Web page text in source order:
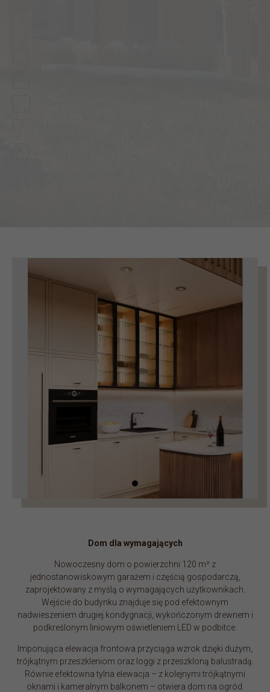
Dom dla wymagających
Nowoczesny dom o powierzchni 120 m² z
jednostanowiskowym garażem i częścią gospodarczą,
zaprojektowany z myślą o wymagających użytkownikach.
Wejście do budynku znajduje się pod efektownym
nadwieszeniem drugiej kondygnacji, wykończonym drewnem i
podkreślonym liniowym oświetleniem LED w podbitce.
Imponująca elewacja frontowa przyciąga wzrok dzięki dużym,
trójkątnym przeszkleniom oraz loggi z przeszkloną balustradą.
Równie efektowna tylna elewacja – z kolejnymi trójkątnymi
oknami i kameralnym balkonem – otwiera dom na ogród.